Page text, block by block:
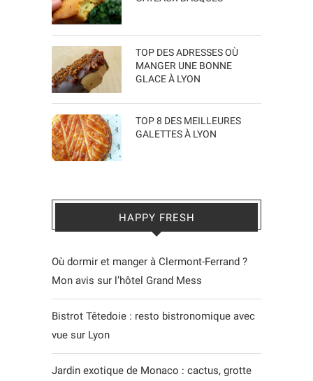
TOP DES ADRESSES OÙ
MANGER UNE BONNE
GLACE À LYON
TOP 8 DES MEILLEURES
GALETTES À LYON
HAPPY FRESH
Où dormir et manger à Clermont-Ferrand ?
Mon avis sur l’hôtel Grand Mess
Bistrot Têtedoie : resto bistronomique avec
vue sur Lyon
Jardin exotique de Monaco : cactus, grotte